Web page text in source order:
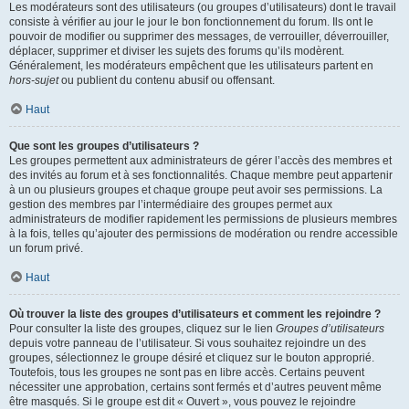
Les modérateurs sont des utilisateurs (ou groupes d’utilisateurs) dont le travail
consiste à vérifier au jour le jour le bon fonctionnement du forum. Ils ont le
pouvoir de modifier ou supprimer des messages, de verrouiller, déverrouiller,
déplacer, supprimer et diviser les sujets des forums qu’ils modèrent.
Généralement, les modérateurs empêchent que les utilisateurs partent en
hors-sujetou publient du contenu abusif ou offensant.
Haut
Que sont les groupes d’utilisateurs ?
Les groupes permettent aux administrateurs de gérer l’accès des membres et
des invités au forum et à ses fonctionnalités. Chaque membre peut appartenir
à un ou plusieurs groupes et chaque groupe peut avoir ses permissions. La
gestion des membres par l’intermédiaire des groupes permet aux
administrateurs de modifier rapidement les permissions de plusieurs membres
à la fois, telles qu’ajouter des permissions de modération ou rendre accessible
un forum privé.
Haut
Où trouver la liste des groupes d’utilisateurs et comment les rejoindre ?
Pour consulter la liste des groupes, cliquez sur le lien Groupes d’utilisateurs
depuis votre panneau de l’utilisateur. Si vous souhaitez rejoindre un des
groupes, sélectionnez le groupe désiré et cliquez sur le bouton approprié.
Toutefois, tous les groupes ne sont pas en libre accès. Certains peuvent
nécessiter une approbation, certains sont fermés et d’autres peuvent même
être masqués. Si le groupe est dit « Ouvert », vous pouvez le rejoindre